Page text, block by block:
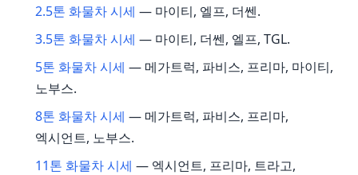
2.5톤 화물차 시세 — 마이티, 엘프, 더쎈.
3.5톤 화물차 시세 — 마이티, 더쎈, 엘프, TGL.
5톤 화물차 시세 — 메가트럭, 파비스, 프리마, 마이티,
노부스.
8톤 화물차 시세 — 메가트럭, 파비스, 프리마,
엑시언트, 노부스.
11톤 화물차 시세 — 엑시언트, 프리마, 트라고,